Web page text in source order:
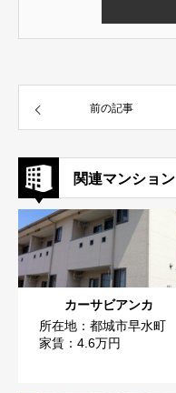
前の記事
関連マンション
カーサビアンカ
所在地：都城市早水町
家賃：4.6万円